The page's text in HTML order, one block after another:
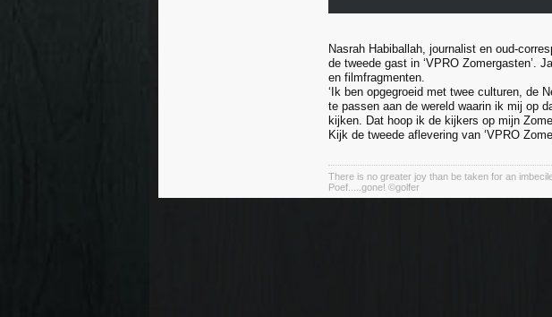
Nasrah Habiballah, journalist en oud-
de tweede gast in ‘VPRO Zomergasten’.
en filmfragmenten.
‘Ik ben opgegroeid met twee culturen, de
te passen aan de wereld waarin ik mij op
kijken. Dat hoop ik de kijkers op mijn
Kijk de tweede aflevering van ‘VPRO
There is no greater joy than be taken for an
Poef.....gone! ©golfer